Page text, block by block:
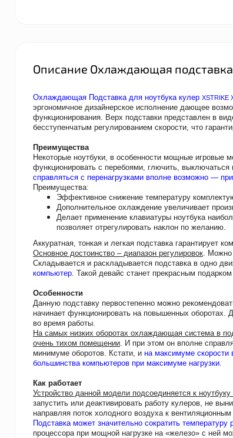
Описание Охлаждающая подставка
Охлаждающая Подставка для ноутбука кулер XSTRIKE
эргономичное дизайнерское исполнение дающее
функционирования. Верх подставки представлен в
бесступенчатым регулированием скорости, что
Преимущества
Некоторые ноутбуки, в особенности мощные игровые
функционировать с перебоями, глючить,
справляться с перенагрузками вполне возможно —
Преимущества:
Эффективное снижение температуру
Дополнительное охлаждение увеличивает
Делает применение клавиатуры ноутбука
позволяет отрегулировать наклон по желанию.
Аккуратная, тонкая и легкая подставка гарантирует
Основное достоинство – диапазон регулировок. Можно
Складывается и раскладывается подставка в одно
компьютер. Такой девайс станет прекрасным
Особенности
Данную подставку первостепенно можно
начинает функционировать на повышенных оборотах.
во время работы.
На самых низких оборотах охлаждающая система в
очень тихом помещении. И при этом он вполне
минимуме оборотов. Кстати, и на максимуме скорости
большинства компьютеров при максимуме нагрузки.
Как работает
Устройство данной модели подсоединяется к
запустить или деактивировать работу кулеров, не
направляя поток холодного воздуха к
Подставка может значительно сократить
процессора при мощной нагрузке на «железо» с ней